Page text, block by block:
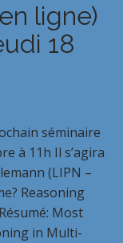
ligne)
18
séminaire
à 11h Il s’agira
(LIPN –
Reasoning
Most
in Multi-